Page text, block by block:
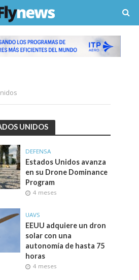
UNIDOS
DEFENSA
Estados Unidos avanza
en su Drone Dominance
Program
4 meses
UAVS
EEUU adquiere un dron
solar con una
autonomía de hasta 75
horas
4 meses